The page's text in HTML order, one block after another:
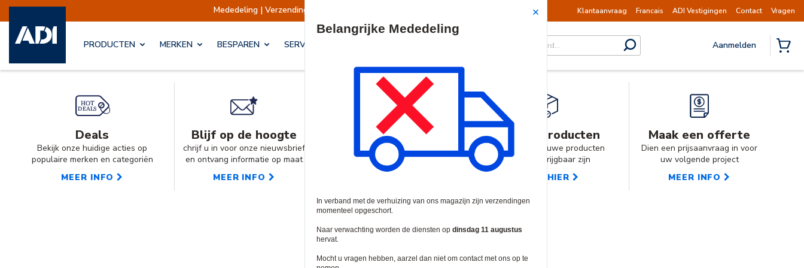
Mededeling | Verzendingen opgeschort Verzendingen worden op dinsdag 11 augustus hervat. Mededeling | Verzendingen opgeschort
Klantaanvraag Francais ADI Vestigingen Contact Vragen
PRODUCTEN MERKEN BESPAREN SERVICES & OPLOSSINGEN
submit search
Aanmelden
Deals
Bekijk onze huidige acties op
populaire merken en categoriën
MEER INFO
Blijf op de hoogte
chrijf u in voor onze nieuwsbrief
en ontvang informatie op maat
MEER INFO
Trainingen & Expo's
Ontdek ons uitgebreide aanbod
aan trainingen en webinars
Nieuwe producten
Bekijk deze nieuwe producten
die nu verkrijgbaar zijn
KOOP HIER
Maak een offerte
Dien een prijsaanvraag in voor
uw volgende project
MEER INFO